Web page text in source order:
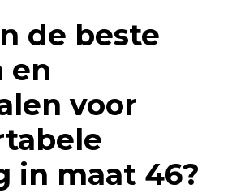
de beste
en
voor
in maat 46?